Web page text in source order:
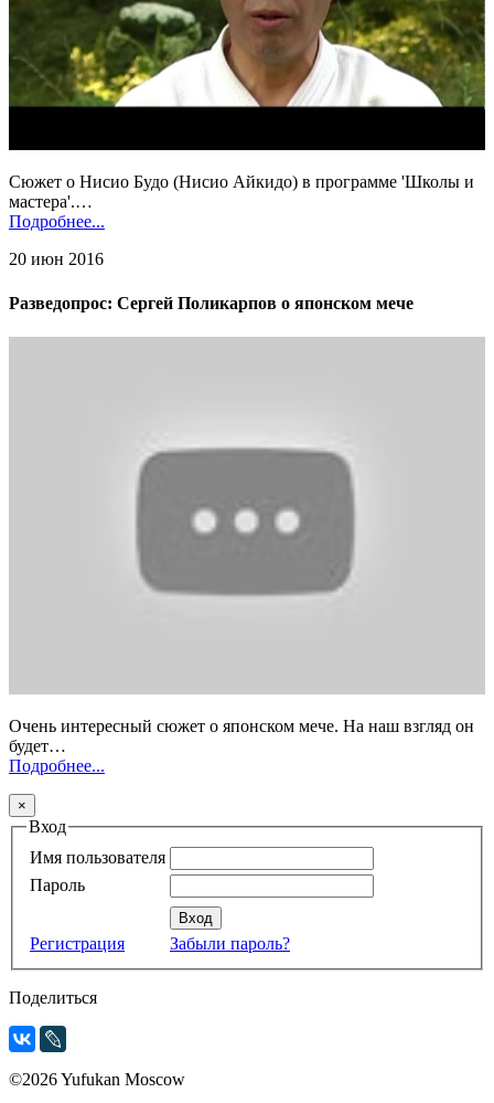
Сюжет о Нисио Будо (Нисио Айкидо) в программе 'Школы и
мастера'.…
Подробнее...
20 июн 2016
Разведопрос: Сергей Поликарпов о японском мече
Очень интересный сюжет о японском мече. На наш взгляд он
будет…
Подробнее...
×
Вход
Имя пользователя
Пароль
Регистрация Забыли пароль?
Поделиться
©2026 Yufukan Moscow